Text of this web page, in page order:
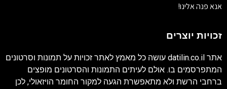
אנא פנה אלינו!
זכויות יוצרים
אתר datilin.co.il עושה כל מאמץ לאתר זכויות על תמונות וסרטונים
המתפרסמים בו. אולם לעיתים התמונות והסרטונים מופצים
ברחבי הרשת ולא מתאפשרת הגעה למקור החומר הויזאולי, לכן